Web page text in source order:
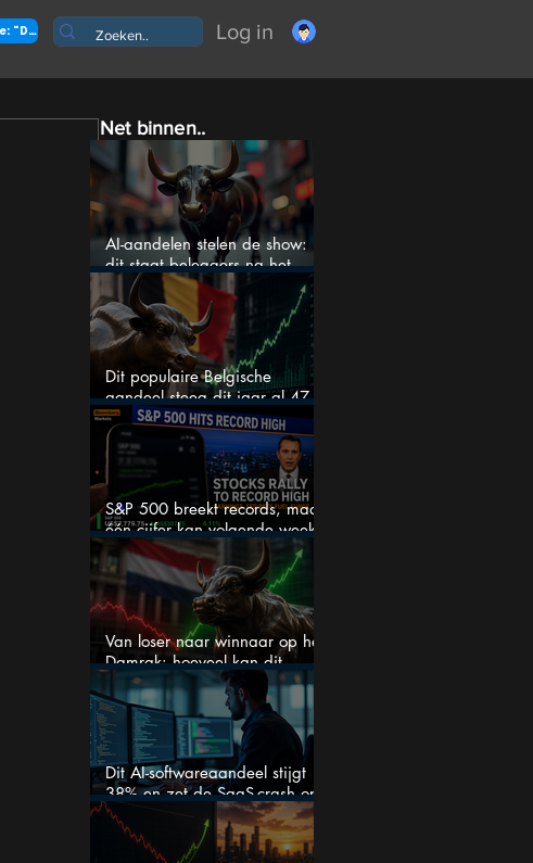
Profiteer nu van 50% korting met de kortingscode: "DANK" Log in
Net binnen..
AI-aandelen stelen de show:
dit staat beleggers na het
weekend te wachten
Dit populaire Belgische
aandeel steeg dit jaar al 47
procent: is er ruimte voor
meer?
S&P 500 breekt records, maar
één cijfer kan volgende week
alles veranderen
Van loser naar winnaar op het
Damrak: hoeveel kan dit
Nederlandse aandeel nog
stijgen?
Dit AI-softwareaandeel stijgt
38% en zet de SaaS-crash op
zijn kop